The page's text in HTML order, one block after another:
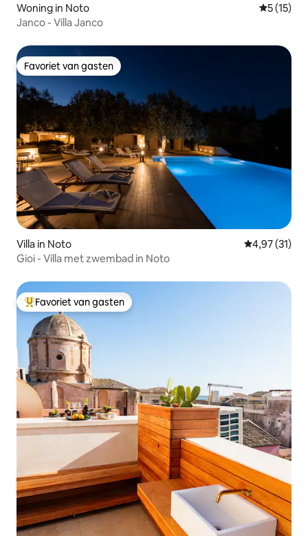
Woning in Noto
5 (15)
Janco - Villa Janco
Favoriet van gasten
Favoriet van gasten
Villa in Noto Gemiddelde
4,97 (31)
Gioi - Villa met zwembad in Noto
Topfavoriet van gasten
Favoriet van gasten